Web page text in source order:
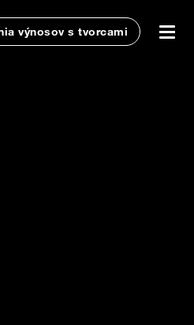
výnosov s tvorcami